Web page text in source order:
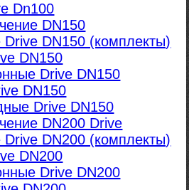
Dn100
DN150
Drive DN150 (комплекты)
DN150
Drive DN150
DN150
Drive DN150
DN200 Drive
Drive DN200 (комплекты)
DN200
Drive DN200